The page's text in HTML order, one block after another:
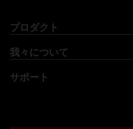
プロダクト
我々について
サポート